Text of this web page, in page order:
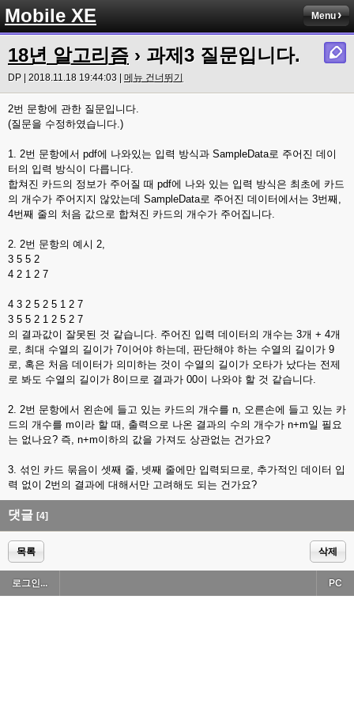
Mobile XE Menu
18년 알고리즘 › 과제3 질문입니다.
DP | 2018.11.18 19:44:03 | 메뉴 건너뛰기
2번 문항에 관한 질문입니다.
(질문을 수정하였습니다.)
1. 2번 문항에서 pdf에 나와있는 입력 방식과 SampleData로 주어진 데이
터의 입력 방식이 다릅니다.
합쳐진 카드의 정보가 주어질 때 pdf에 나와 있는 입력 방식은 최초에 카드
의 개수가 주어지지 않았는데 SampleData로 주어진 데이터에서는 3번째,
4번째 줄의 처음 값으로 합쳐진 카드의 개수가 주어집니다.
2. 2번 문항의 예시 2,
3 5 5 2
4 2 1 2 7
4 3 2 5 2 5 1 2 7
3 5 5 2 1 2 5 2 7
의 결과값이 잘못된 것 같습니다. 주어진 입력 데이터의 개수는 3개 + 4개
로, 최대 수열의 길이가 7이어야 하는데, 판단해야 하는 수열의 길이가 9
로, 혹은 처음 데이터가 의미하는 것이 수열의 길이가 오타가 났다는 전제
로 봐도 수열의 길이가 8이므로 결과가 00이 나와야 할 것 같습니다.
2. 2번 문항에서 왼손에 들고 있는 카드의 개수를 n, 오른손에 들고 있는 카
드의 개수를 m이라 할 때, 출력으로 나온 결과의 수의 개수가 n+m일 필요
는 없나요? 즉, n+m이하의 값을 가져도 상관없는 건가요?
3. 섞인 카드 묶음이 셋째 줄, 넷째 줄에만 입력되므로, 추가적인 데이터 입
력 없이 2번의 결과에 대해서만 고려해도 되는 건가요?
댓글 [4]
목록 삭제
로그인... PC